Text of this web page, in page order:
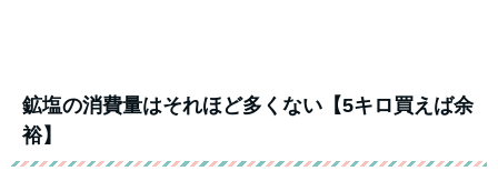
鉱塩の消費量はそれほど多くない【5キロ買えば余
裕】